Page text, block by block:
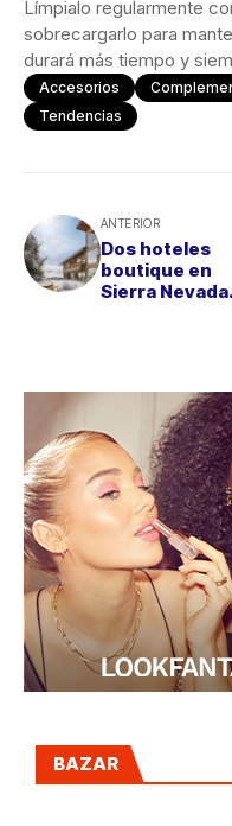
Límpialo regularmente
sobrecargarlo para
durará más tiempo y
Accesorios
Tendencias
ANTERIOR
Dos hoteles
boutique en
Sierra Nevada
BAZAR